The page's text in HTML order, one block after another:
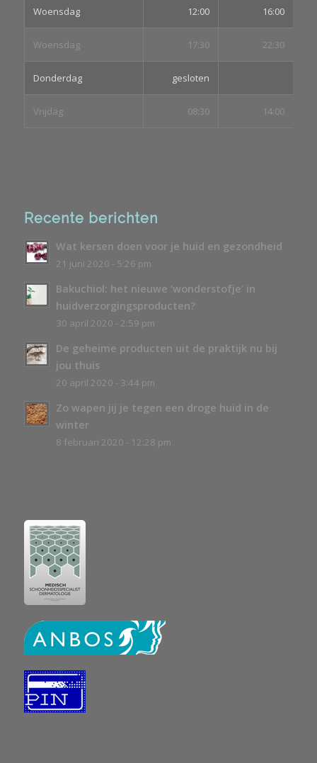
Woensdag 12:00 16:00
Woensdag 17:30 22:30
Donderdag gesloten
Vrijdag 08:30 14:00
Recente berichten
Wat kersen doen voor je huid en gezondheid
21 juni 2020 - 5:26 pm
Bakuchiol: het nieuwe ‘wonderstofje’ in
huidverzorgingsproducten?
30 april 2020 - 2:59 pm
De geheime producten uit de praktijk nu bij
jou thuis
20 april 2020 - 3:44 pm
Zo wapen jij je tegen een droge huid in de
winter
8 februari 2020 - 12:28 pm